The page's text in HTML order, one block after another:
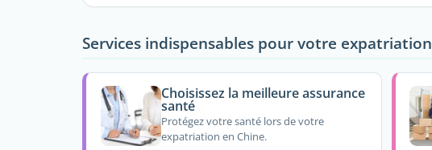
Services indispensables pour votre expatriation
Choisissez la meilleure assurance
santé
Protégez votre santé lors de votre
expatriation en Chine.